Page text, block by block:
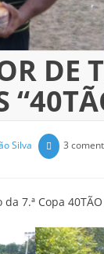
DE
Silva 3
7.ª Copa